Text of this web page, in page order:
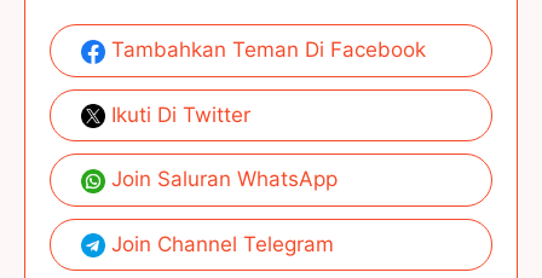
Tambahkan Teman Di Facebook
Ikuti Di Twitter
Join Saluran WhatsApp
Join Channel Telegram